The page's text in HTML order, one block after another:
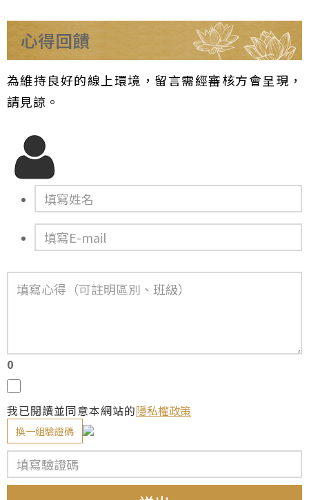
心得回饋
為維持良好的線上環境，留言需經審核方會呈現，
請見諒。
0
我已閱讀並同意本網站的隱私權政策
換一組驗證碼